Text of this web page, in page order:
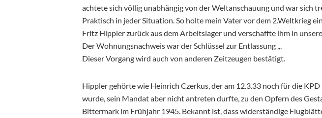
achtete sich völlig unabhängig von der Weltanschauung und war sich
Praktisch in jeder Situation. So holte mein Vater vor dem 2.Weltkrieg
Fritz Hippler zurück aus dem Arbeitslager und verschaffte ihm in
Der Wohnungsnachweis war der Schlüssel zur Entlassung „.
Dieser Vorgang wird auch von anderen Zeitzeugen bestätigt.
Hippler gehörte wie Heinrich Czerkus, der am 12.3.33 noch für die
wurde, sein Mandat aber nicht antreten durfte, zu den Opfern des
Bittermark im Frühjahr 1945. Bekannt ist, dass widerständige